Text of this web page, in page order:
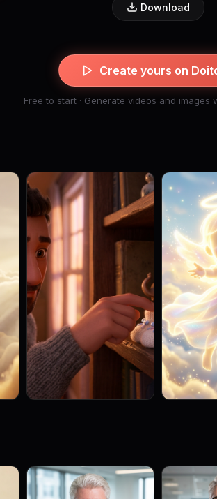
Download
Create yours on
Free to start · Generate videos and images